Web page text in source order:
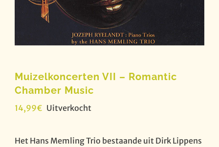
Muizelkoncerten VII – Romantic
Chamber Music
14,99€ Uitverkocht
Het Hans Memling Trio bestaande uit Dirk Lippens